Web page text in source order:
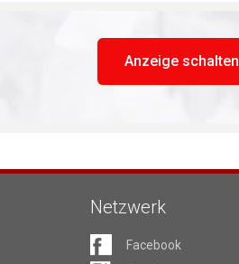
Anzeige schalten
Netzwerk
Facebook